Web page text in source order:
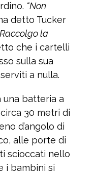
“Non
detto Tucker
la
che i cartelli
sulla sua
a nulla.
una batteria a
30 metri di
d’angolo di
alle porte di
scioccati nello
i bambini si